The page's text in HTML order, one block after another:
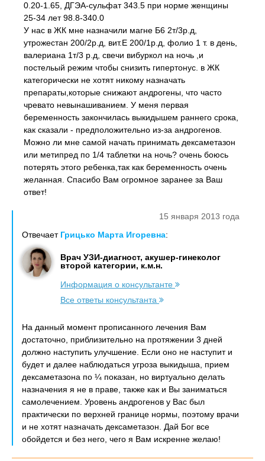
0.20-1.65, ДГЭА-сульфат 343.5 при норме женщины
25-34 лет 98.8-340.0
У нас в ЖК мне назначили магне Б6 2т/3р.д,
утрожестан 200/2р.д, вит.Е 200/1р.д, фолио 1 т. в день,
валериана 1т/3 р.д, свечи вибуркол на ночь ,и
постельый режим чтобы снизить гипертонус. в ЖК
категорически не хотят никому назначать
препараты,которые снижают андрогены, что часто
чревато невынашиванием. У меня первая
беременность закончилась выкидышем раннего срока,
как сказали - предположительно из-за андрогенов.
Можно ли мне самой начать принимать дексаметазон
или метипред по 1/4 таблетки на ночь? очень боюсь
потерять этого ребенка,так как беременность очень
желанная. Спасибо Вам огромное заранее за Ваш
ответ!
15 января 2013 года
Отвечает Грицько Марта Игоревна:
Врач УЗИ-диагност, акушер-гинеколог
второй категории, к.м.н.
Информация о консультанте
Все ответы консультанта
На данный момент прописанного лечения Вам
достаточно, приблизительно на протяжении 3 дней
должно наступить улучшение. Если оно не наступит и
будет и далее наблюдаться угроза выкидыша, прием
дексаметазона по ¼ показан, но виртуально делать
назначения я не в праве, также как и Вы заниматься
самолечением. Уровень андрогенов у Вас был
практически по верхней границе нормы, поэтому врачи
и не хотят назначать дексаметазон. Дай Бог все
обойдется и без него, чего я Вам искренне желаю!